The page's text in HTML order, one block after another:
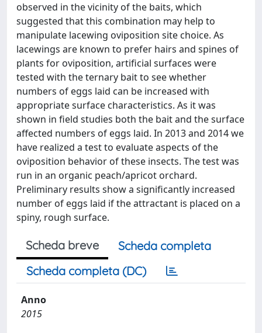
observed in the vicinity of the baits, which
suggested that this combination may help to
manipulate lacewing oviposition site choice. As
lacewings are known to prefer hairs and spines of
plants for oviposition, artificial surfaces were
tested with the ternary bait to see whether
numbers of eggs laid can be increased with
appropriate surface characteristics. As it was
shown in field studies both the bait and the surface
affected numbers of eggs laid. In 2013 and 2014 we
have realized a test to evaluate aspects of the
oviposition behavior of these insects. The test was
run in an organic peach/apricot orchard.
Preliminary results show a significantly increased
number of eggs laid if the attractant is placed on a
spiny, rough surface.
Scheda breve
Scheda completa
Scheda completa (DC)
Anno
2015